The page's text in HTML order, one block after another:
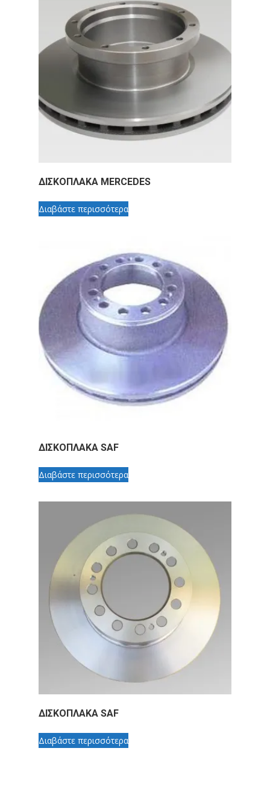
ΔΙΣΚΟΠΛΑΚΑ MERCEDES
Διαβάστε περισσότερα
ΔΙΣΚΟΠΛΑΚΑ SAF
Διαβάστε περισσότερα
ΔΙΣΚΟΠΛΑΚΑ SAF
Διαβάστε περισσότερα